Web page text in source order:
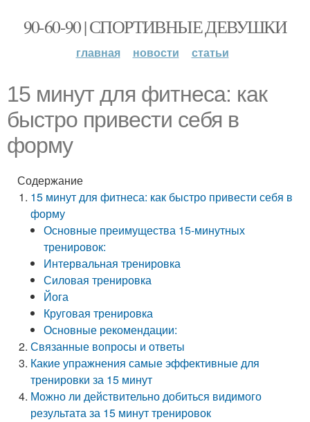
90-60-90 | СПОРТИВНЫЕ ДЕВУШКИ
главная новости статьи
15 минут для фитнеса: как
быстро привести себя в
форму
Содержание
15 минут для фитнеса: как быстро привести себя в
форму
Основные преимущества 15-минутных
тренировок:
Интервальная тренировка
Силовая тренировка
Йога
Круговая тренировка
Основные рекомендации:
Связанные вопросы и ответы
Какие упражнения самые эффективные для
тренировки за 15 минут
Можно ли действительно добиться видимого
результата за 15 минут тренировок